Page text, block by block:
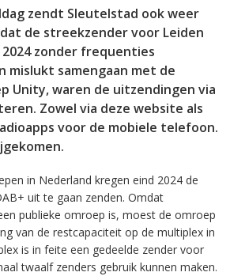
zendt Sleutelstad ook weer
de streekzender voor Leiden
zonder frequenties
mislukt samengaan met de
Unity, waren de uitzendingen via
Zowel via deze website als
voor de mobiele telefoon.
in Nederland kregen eind 2024 de
uit te gaan zenden. Omdat
publieke omroep is, moest de omroep
van de restcapaciteit op de multiplex in
is in feite een gedeelde zender voor
twaalf zenders gebruik kunnen maken.